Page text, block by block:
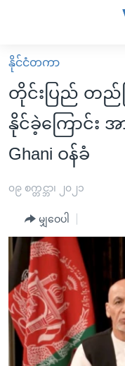
လွယ်ကူ
စေ
သည့်
Link
များ
ပင်မ
ကျော်
ကြည့်
ပင်မ
အ
ညွန်း
စာမျက်နှာ
မူလစာမျက်နှာ
မြန်မာ
ကမ္ဘာ့သတင်းများ
နိုင်ငံတကာ
အစ္စရေး-ပါလက်စတိုင်း
ဗွီဒီယို
အင်္ဂလိပ်စာလေ့လာမယ်
အမေရိကန်သုံးအီဒီယံ
မကြေးမုံရဲ့ အင်္ဂလိပ်စာ
ရုပ်ရှင်ထဲက အင်္ဂလိပ်စာ
သုတပဒေသာ အင်္ဂလိပ်စ
အပတ်စဉ်ကဏ္ဍများ
ရေဒီယို
တီဗွီ
ရေဒီယိုနှင့်ရုပ်သံ အချ
ရေဒီယို/တီဗွီအစီအစဉ်
Learning English
နိုင်ငံတကာ
တိုင်းပြည် တည်
နိုင်ခဲ့ကြောင်း
Ghani ဝန်ခံ
၀၉ စက္တင္ဘာ၊ ၂၀၂၁
မျှဝေပါ